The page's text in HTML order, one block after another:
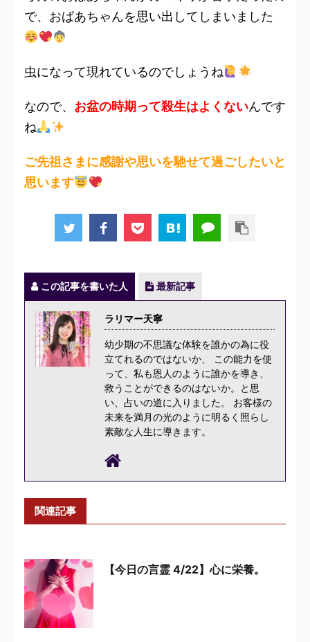
で、おばあちゃんを思い出してしまいました
虫になって現れているのでしょうね
なので、 お盆の時期って殺生はよくないんです
ね
ご先祖さまに感謝や思いを馳せて過ごしたいと
思います
この記事を書いた人 最新記事
ラリマー天寧
幼少期の不思議な体験を誰かの為に役
立てれるのではないか、 この能力を使
って、私も恩人のように誰かを導き、
救うことができるのはないか。と思
い、占いの道に入りました。 お客様の
未来を満月の光のように明るく照らし
素敵な人生に導きます。
関連記事
【今日の言霊 4/22】心に栄養。